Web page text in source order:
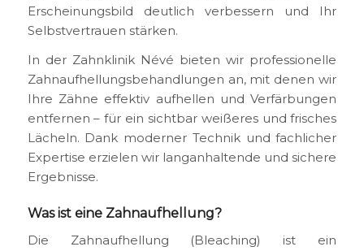
Erscheinungsbild deutlich verbessern und Ihr
Selbstvertrauen stärken.
In der Zahnklinik Névé bieten wir professionelle
Zahnaufhellungsbehandlungen an, mit denen wir
Ihre Zähne effektiv aufhellen und Verfärbungen
entfernen – für ein sichtbar weißeres und frisches
Lächeln. Dank moderner Technik und fachlicher
Expertise erzielen wir langanhaltende und sichere
Ergebnisse.
Was ist eine Zahnaufhellung?
Die Zahnaufhellung (Bleaching) ist ein